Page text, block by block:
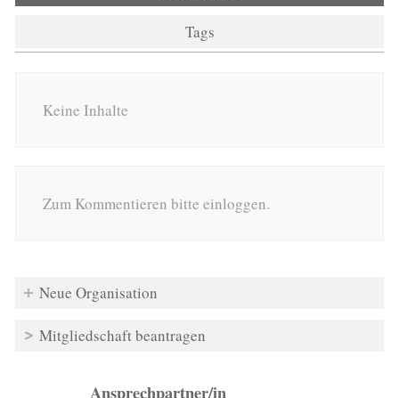
Tags
Keine Inhalte
Zum Kommentieren bitte einloggen.
Neue Organisation
Mitgliedschaft beantragen
Ansprechpartner/in